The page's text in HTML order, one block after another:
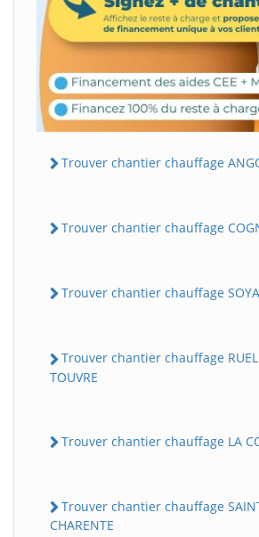
Trouver chantier chauffage
Trouver chantier chauffage
Trouver chantier chauffage
Trouver chantier chauffage
TOUVRE
Trouver chantier chauffage LA
Trouver chantier chauffage
CHARENTE